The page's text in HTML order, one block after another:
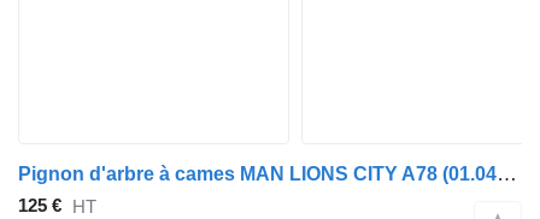
Pignon d'arbre à cames MAN LIONS CITY A78 (01.04-) 51045015013 pour MAN Lion's bus (1991-)
125 € HT